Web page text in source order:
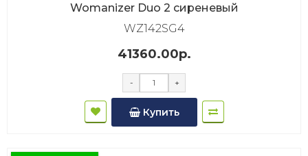
Womanizer Duo 2 сиреневый
WZ142SG4
41360.00р.
- +
Купить